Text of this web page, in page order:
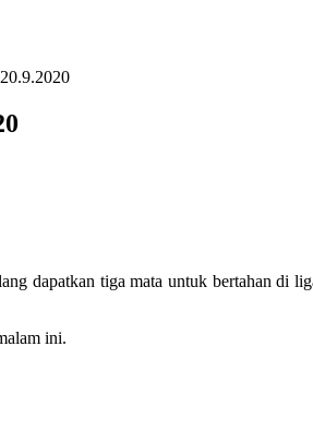
dapatkan tiga mata untuk bertahan di
ini.